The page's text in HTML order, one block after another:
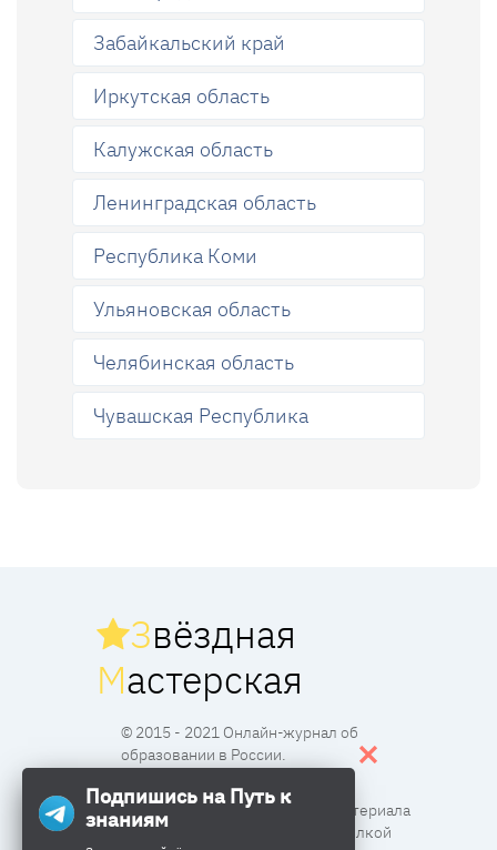
Забайкальский край
Иркутская область
Калужская область
Ленинградская область
Республика Коми
Ульяновская область
Челябинская область
Чувашская Республика
Звёздная
Мастерская
© 2015 - 2021 Онлайн-журнал об
образовании в России.
Все права защищены. Перпечатка материала
разрешена с согласия редакции и ссылкой
Подпишись на Путь к
знаниям